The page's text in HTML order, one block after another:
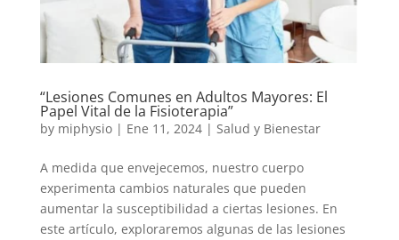
“Lesiones Comunes en Adultos Mayores: El
Papel Vital de la Fisioterapia”
by miphysio| Ene 11, 2024| Salud y Bienestar
A medida que envejecemos, nuestro cuerpo
experimenta cambios naturales que pueden
aumentar la susceptibilidad a ciertas lesiones. En
este artículo, exploraremos algunas de las lesiones